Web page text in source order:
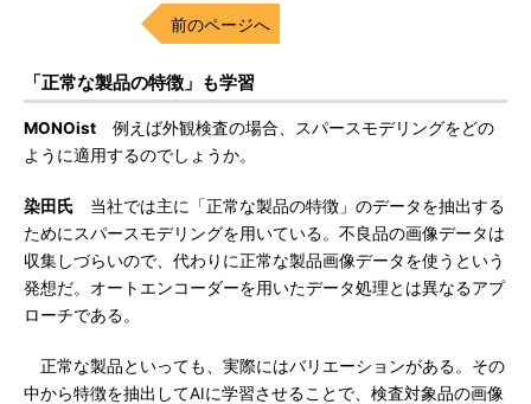
前のページへ
「正常な製品の特徴」も学習
MONOist 例えば外観検査の場合、スパースモデリングをどの
ように適用するのでしょうか。
染田氏 当社では主に「正常な製品の特徴」のデータを抽出する
ためにスパースモデリングを用いている。不良品の画像データは
収集しづらいので、代わりに正常な製品画像データを使うという
発想だ。オートエンコーダーを用いたデータ処理とは異なるアプ
ローチである。
正常な製品といっても、実際にはバリエーションがある。その
中から特徴を抽出してAIに学習させることで、検査対象品の画像